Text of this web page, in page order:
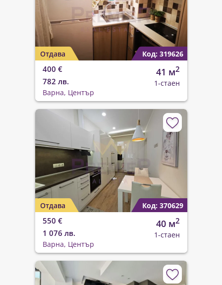
Отдава Код: 319626
400 €
782 лв.
41 м2
1-стаен
Варна, Център
Отдава Код: 370629
550 €
1 076 лв.
40 м2
1-стаен
Варна, Център